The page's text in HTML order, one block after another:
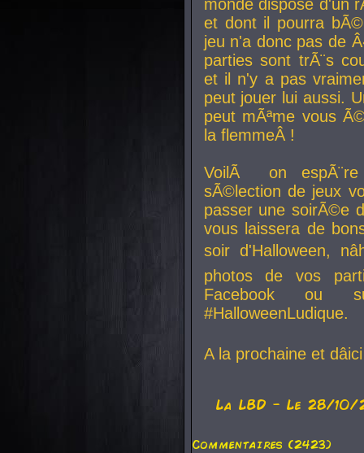
monde dispose d'un
et dont il pourra
jeu n'a donc pas de
parties sont trÃ¨s
et il n'y a pas
peut jouer lui aussi.
peut mÃªme vous
la flemmeÂ !
VoilÃ on
sÃ©lection de jeux
passer une soirÃ©e
vous laissera de
soir d'Halloween,
photos de vos
Facebook ou
#HalloweenLudique.
A la prochaine et
La LBD - Le 28/10/
Commentaires (2423)